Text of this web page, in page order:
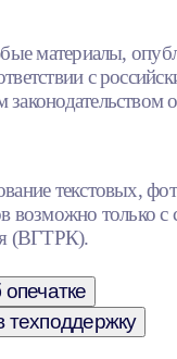
материалы,
с
текстовых,
возможно только с
(ВГТРК).